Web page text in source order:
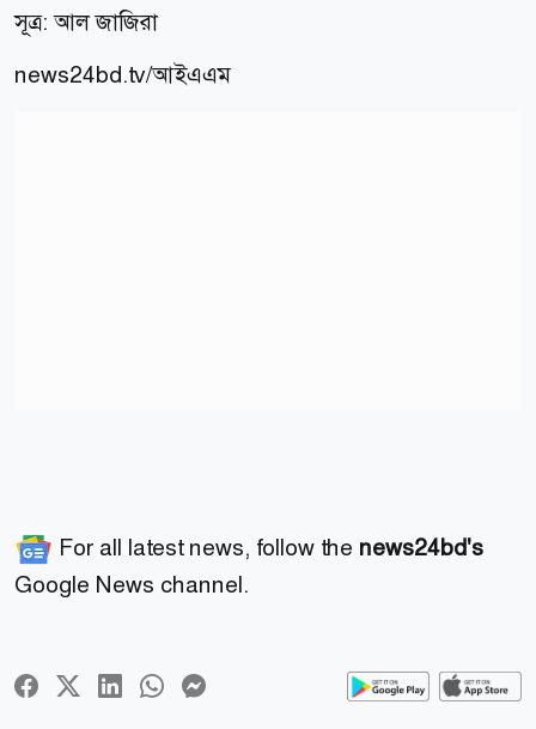
সূত্র: আল জাজিরা
news24bd.tv/আইএএম
For all latest news, follow the news24bd's
Google News channel.